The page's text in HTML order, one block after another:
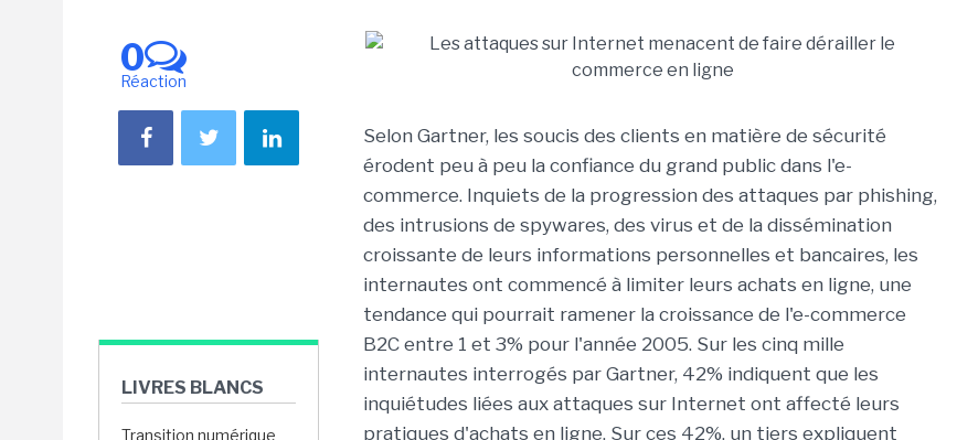
0
Réaction
LIVRES BLANCS
Transition numérique
Selon Gartner, les soucis des clients en matière de sécurité
érodent peu à peu la confiance du grand public dans l'e-
commerce. Inquiets de la progression des attaques par phishing,
des intrusions de spywares, des virus et de la dissémination
croissante de leurs informations personnelles et bancaires, les
internautes ont commencé à limiter leurs achats en ligne, une
tendance qui pourrait ramener la croissance de l'e-commerce
B2C entre 1 et 3% pour l'année 2005. Sur les cinq mille
internautes interrogés par Gartner, 42% indiquent que les
inquiétudes liées aux attaques sur Internet ont affecté leurs
pratiques d'achats en ligne. Sur ces 42%, un tiers expliquent